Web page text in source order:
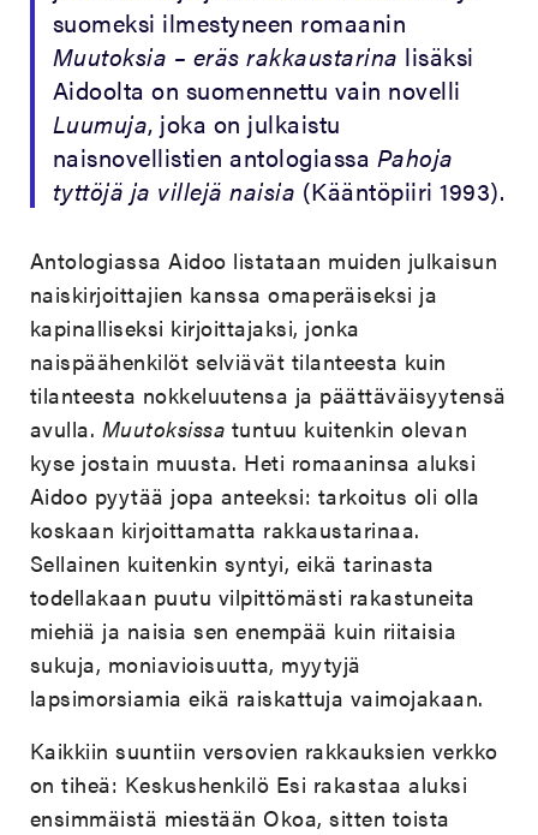
suomeksi ilmestyneen romaanin
Muutoksia – eräs rakkaustarina lisäksi
Aidoolta on suomennettu vain novelli
Luumuja, joka on julkaistu
naisnovellistien antologiassa Pahoja
tyttöjä ja villejä naisia (Kääntöpiiri 1993).
Antologiassa Aidoo listataan muiden julkaisun
naiskirjoittajien kanssa omaperäiseksi ja
kapinalliseksi kirjoittajaksi, jonka
naispäähenkilöt selviävät tilanteesta kuin
tilanteesta nokkeluutensa ja päättäväisyytensä
avulla. Muutoksissa tuntuu kuitenkin olevan
kyse jostain muusta. Heti romaaninsa aluksi
Aidoo pyytää jopa anteeksi: tarkoitus oli olla
koskaan kirjoittamatta rakkaustarinaa.
Sellainen kuitenkin syntyi, eikä tarinasta
todellakaan puutu vilpittömästi rakastuneita
miehiä ja naisia sen enempää kuin riitaisia
sukuja, moniavioisuutta, myytyjä
lapsimorsiamia eikä raiskattuja vaimojakaan.
Kaikkiin suuntiin versovien rakkauksien verkko
on tiheä: Keskushenkilö Esi rakastaa aluksi
ensimmäistä miestään Okoa, sitten toista